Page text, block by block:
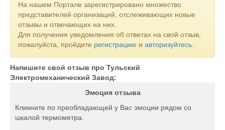
На нашем Портале зарегистрировано множество
представителей организаций, отслеживающих новые
отзывы и отвечающих на них.
Для получения уведомления об ответах на свой отзыв,
пожалуйста, пройдите регистрацию и авторизуйтесь
Напишите свой отзыв про Тульский
Электромеханический Завод:
Эмоция отзыва
Кликните по преобладающей у Вас эмоции рядом со
шкалой термометра.